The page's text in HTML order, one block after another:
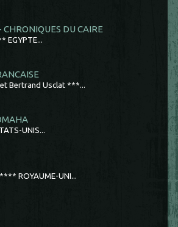
DU CAIRE
EGYPTE...
Bertrand Usclat ***...
UNIS...
ROYAUME-UNI...